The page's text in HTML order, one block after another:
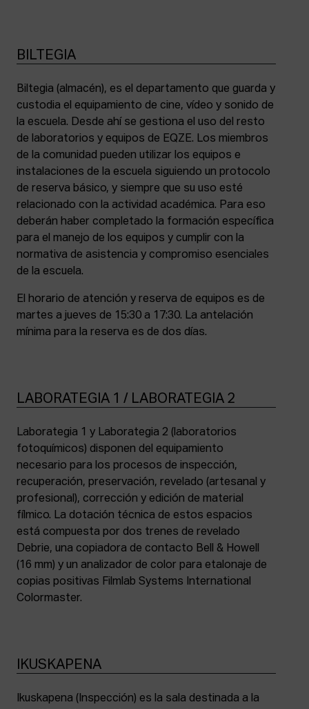
BILTEGIA
Biltegia (almacén), es el departamento que guarda y
custodia el equipamiento de cine, vídeo y sonido de
la escuela. Desde ahí se gestiona el uso del resto
de laboratorios y equipos de EQZE. Los miembros
de la comunidad pueden utilizar los equipos e
instalaciones de la escuela siguiendo un protocolo
de reserva básico, y siempre que su uso esté
relacionado con la actividad académica. Para eso
deberán haber completado la formación específica
para el manejo de los equipos y cumplir con la
normativa de asistencia y compromiso esenciales
de la escuela.
El horario de atención y reserva de equipos es de
martes a jueves de 15:30 a 17:30. La antelación
mínima para la reserva es de dos días.
LABORATEGIA 1 / LABORATEGIA 2
Laborategia 1 y Laborategia 2 (laboratorios
fotoquímicos) disponen del equipamiento
necesario para los procesos de inspección,
recuperación, preservación, revelado (artesanal y
profesional), corrección y edición de material
fílmico. La dotación técnica de estos espacios
está compuesta por dos trenes de revelado
Debrie, una copiadora de contacto Bell & Howell
(16 mm) y un analizador de color para etalonaje de
copias positivas Filmlab Systems International
Colormaster.
IKUSKAPENA
Ikuskapena (Inspección) es la sala destinada a la